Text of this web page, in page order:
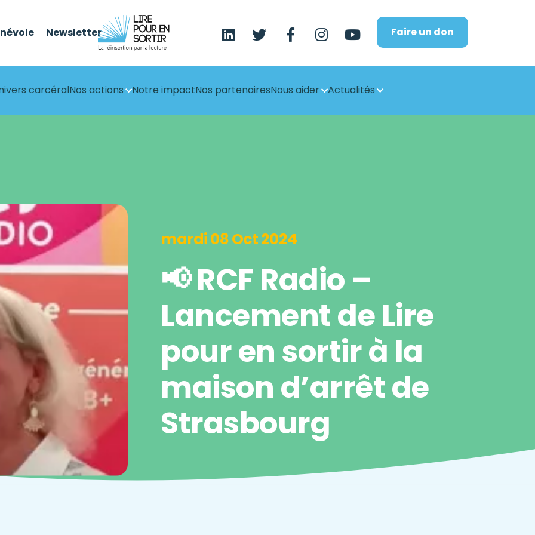
Faire un don
Newsletter
carcéralNos actions Notre impactNos partenairesNous aider Actualités
mardi 08 Oct 2024
📢 RCF Radio –
Lancement de Lire
pour en sortir à la
maison d’arrêt de
Strasbourg